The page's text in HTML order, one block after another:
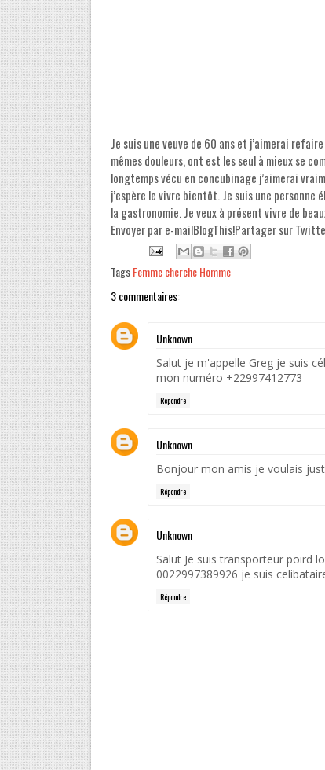
Je suis une veuve de 60 ans et j’aimerai
mêmes douleurs, ont est les seul à mieux se
longtemps vécu en concubinage j’aimerai
j’espère le vivre bientôt. Je suis une
la gastronomie. Je veux à présent vivre de
Envoyer par e-mailBlogThis!Partager sur
TagsFemme cherche Homme
3 commentaires:
Unknown
Salut je m'appelle Greg je suis
mon numéro +22997412773
Répondre
Unknown
Bonjour mon amis je voulais
Répondre
Unknown
Salut Je suis transporteur poird
0022997389926 je suis
Répondre